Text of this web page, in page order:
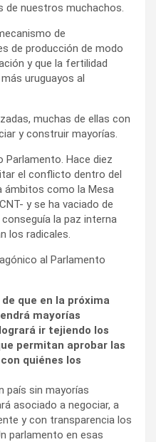
de nuestros muchachos.
de
de producción de modo
y que la fertilidad
uruguayos al
muchas de ellas con
y construir mayorías.
Parlamento. Hace diez
el conflicto dentro del
ámbitos como la Mesa
y se ha vaciado de
la paz interna
los radicales.
al Parlamento
que en la próxima
mayorías
ir tejiendo los
permitan aprobar las
quiénes los
país sin mayorías
asociado a negociar, a
y con transparencia los
parlamento en esas